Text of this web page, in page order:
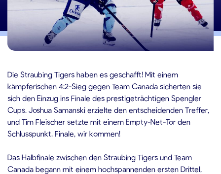
Die Straubing Tigers haben es geschafft! Mit einem
kämpferischen 4:2-Sieg gegen Team Canada sicherten sie
sich den Einzug ins Finale des prestigeträchtigen Spengler
Cups. Joshua Samanski erzielte den entscheidenden Treffer,
und Tim Fleischer setzte mit einem Empty-Net-Tor den
Schlusspunkt. Finale, wir kommen!
Das Halbfinale zwischen den Straubing Tigers und Team
Canada begann mit einem hochspannenden ersten Drittel,